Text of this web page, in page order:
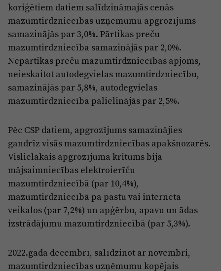
koriģētiem datiem salīdzināmajās cenās
mazumtirdzniecības uzņēmumu apgrozījums
samazinājās par 3,0%. Pārtikas preču
mazumtirdzniecība samazinājās par 2,0%.
Nepārtikas preču mazumtirdzniecības apjoms,
neieskaitot autodegvielas mazumtirdzniecību,
samazinājās par 5,8%, autodegvielas
mazumtirdzniecība palielinājās par 2,5%.
Pēc CSP datiem, apgrozījums samazinājies
gandrīz visās mazumtirdzniecības apakšnozarēs.
Vislielākais apgrozījuma kritums bija
mājsaimniecības elektroierīču
mazumtirdzniecībā (par 10,4%),
mazumtirdzniecībā pa pastu vai interneta
veikalos (par 7,2%) un apģērbu, apavu un ādas
izstrādājumu mazumtirdzniecībā (par 5,3%).
2022.gada decembrī, salīdzinot ar novembri,
mazumtirdzniecības uzņēmumu kopējais